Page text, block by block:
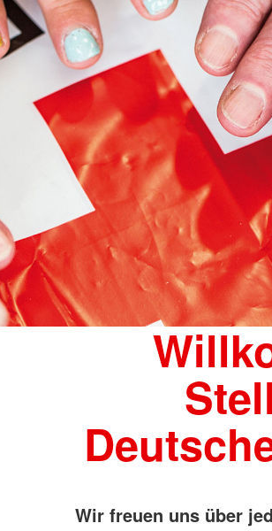
Wir freuen uns über